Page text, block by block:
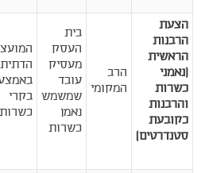
הצעת
הרבנות
הראשית
(נאמני
כשרות
והרבנות
כקובעת
סטנדרטים)
הרב
המקומי
בית
העסק
מעסיק
עובד
שמשמש
נאמן
כשרות
הדתית
בקרי
כשרות